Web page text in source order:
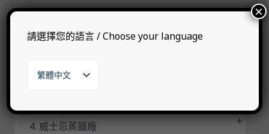
2. 代理品牌
3. 其他烈酒
4. 威士忌蒸餾廠
請選擇您的語言 / Choose your language
繁體中文
English
한국어
×